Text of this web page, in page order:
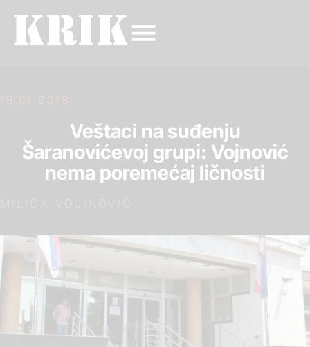
18.01.2018.
Veštaci na suđenju
Šaranovićevoj grupi: Vojnović
nema poremećaj ličnosti